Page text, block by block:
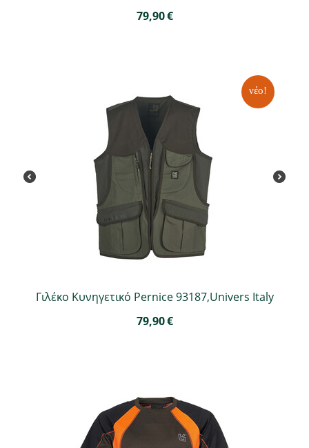
79,90€
νέο!
Γιλέκο Κυνηγετικό Pernice 93187,Univers Italy
79,90€